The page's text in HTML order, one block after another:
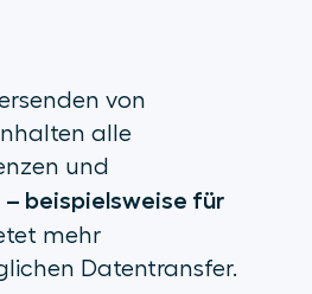
von
alle
und
beispielsweise für
mehr
Datentransfer.